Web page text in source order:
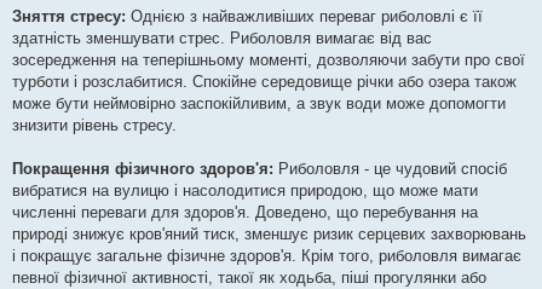
я
Зняття стресу: Однією з найважливіших переваг риболовлі є її
здатність зменшувати стрес. Риболовля вимагає від вас
зосередження на теперішньому моменті, дозволяючи забути про свої
турботи і розслабитися. Спокійне середовище річки або озера також
може бути неймовірно заспокійливим, а звук води може допомогти
знизити рівень стресу.
Покращення фізичного здоров'я: Риболовля - це чудовий спосіб
вибратися на вулицю і насолодитися природою, що може мати
численні переваги для здоров'я. Доведено, що перебування на
природі знижує кров'яний тиск, зменшує ризик серцевих захворювань
і покращує загальне фізичне здоров'я. Крім того, риболовля вимагає
певної фізичної активності, такої як ходьба, піші прогулянки або